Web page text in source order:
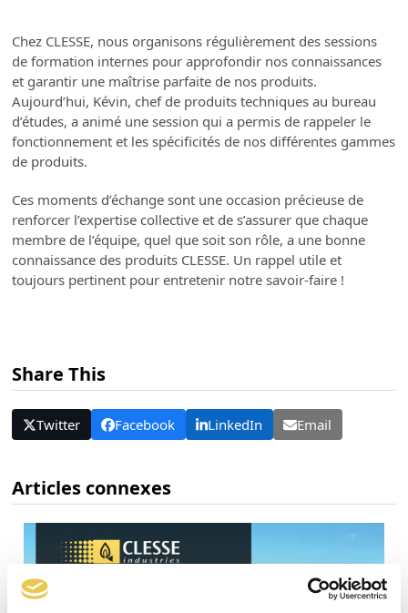
Chez CLESSE, nous organisons régulièrement des sessions
de formation internes pour approfondir nos connaissances
et garantir une maîtrise parfaite de nos produits.
Aujourd’hui, Kévin, chef de produits techniques au bureau
d’études, a animé une session qui a permis de rappeler le
fonctionnement et les spécificités de nos différentes gammes
de produits.
Ces moments d’échange sont une occasion précieuse de
renforcer l’expertise collective et de s’assurer que chaque
membre de l’équipe, quel que soit son rôle, a une bonne
connaissance des produits CLESSE. Un rappel utile et
toujours pertinent pour entretenir notre savoir-faire !
Share This
Twitter Facebook LinkedIn Email
Articles connexes